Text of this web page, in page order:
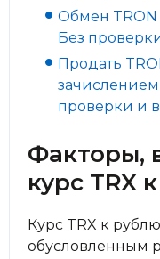
Обмен TRON
Без
Продать
зачислением
проверки и
Факторы,
курс TRX
Курс TRX к
обусловленным